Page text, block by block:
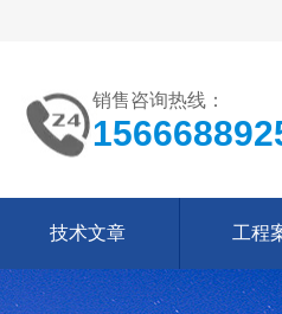
销售咨询热线：
技术文章 工程